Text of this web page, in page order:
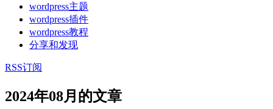
wordpress主题
wordpress插件
wordpress教程
分享和发现
RSS订阅
2024年08月的文章